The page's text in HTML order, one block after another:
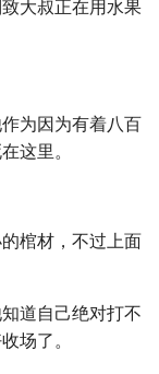
大叔正在用水果
为因为有着八百
这里。
棺材，不过上面
道自己绝对打不
场了。